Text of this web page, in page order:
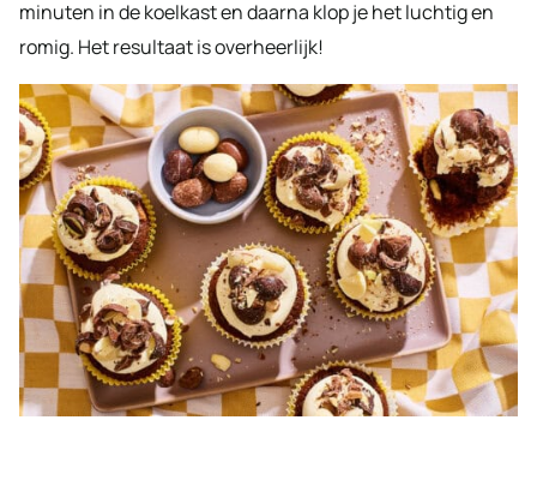
minuten in de koelkast en daarna klop je het luchtig en
romig. Het resultaat is overheerlijk!